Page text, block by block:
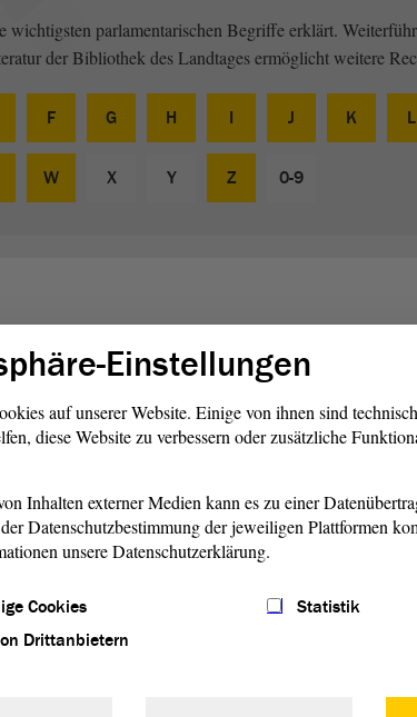
wichtigsten parlamentarischen Begriffe erklärt.
der Bibliothek des Landtages ermöglicht weitere
F G H I J K L
W X Y Z 0-9
Geschäftsführer
Geschäftsführers ist es, die parlamentarische
Gemeinsam mit seinen Kollegen aus den anderen
einen Vorschlag für die Tagesordnung der
mit dem Vorstand der Fraktion die
fest und organisiert die Aufgaben der Arbeitsgruppen
Einstellungen
auf unserer Website. Einige von ihnen sind
diese Website zu verbessern oder zusätzliche
Inhalten externer Medien kann es zu einer
Datenschutzbestimmung der jeweiligen Plattformen
unsere Datenschutzerklärung.
Cookies
Statistik
Drittanbietern